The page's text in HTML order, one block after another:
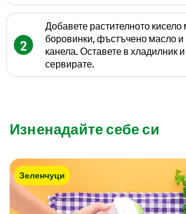
2
Добавете растителното кисело
боровинки, фъстъчено масло и
канела. Оставете в хладилник
сервирате.
Изненадайте себе си
Зеленчуци